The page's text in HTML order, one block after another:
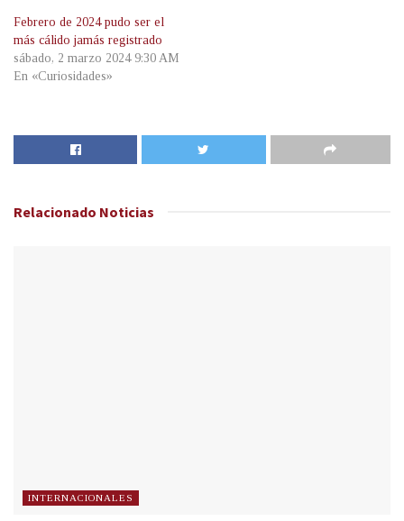
Febrero de 2024 pudo ser el
más cálido jamás registrado
sábado, 2 marzo 2024 9:30 AM
En «Curiosidades»
Relacionado Noticias
INTERNACIONALES